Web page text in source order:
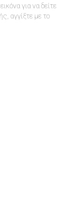
για να δείτε
αγγίξτε με το